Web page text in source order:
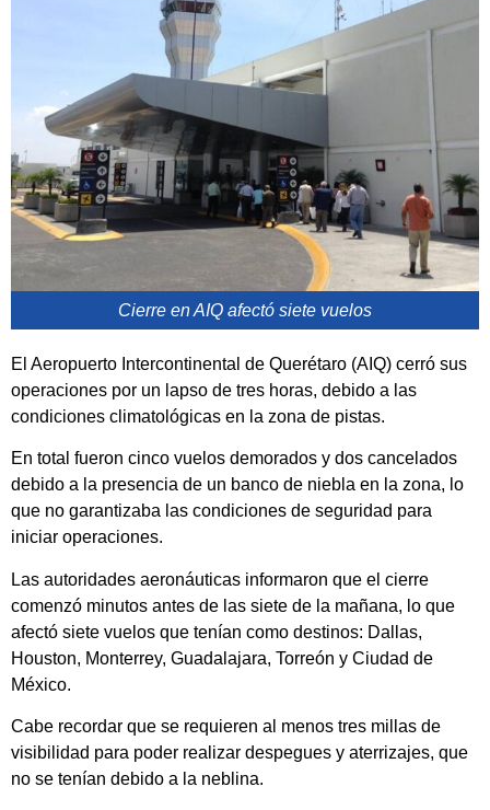
Cierre en AIQ afectó siete vuelos
El Aeropuerto Intercontinental de Querétaro (AIQ) cerró sus
operaciones por un lapso de tres horas, debido a las
condiciones climatológicas en la zona de pistas.
En total fueron cinco vuelos demorados y dos cancelados
debido a la presencia de un banco de niebla en la zona, lo
que no garantizaba las condiciones de seguridad para
iniciar operaciones.
Las autoridades aeronáuticas informaron que el cierre
comenzó minutos antes de las siete de la mañana, lo que
afectó siete vuelos que tenían como destinos: Dallas,
Houston, Monterrey, Guadalajara, Torreón y Ciudad de
México.
Cabe recordar que se requieren al menos tres millas de
visibilidad para poder realizar despegues y aterrizajes, que
no se tenían debido a la neblina.